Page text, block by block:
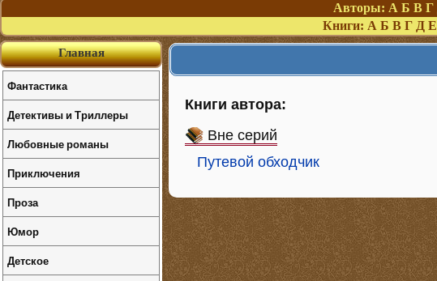
Авторы: А Б В Г
Книги: А Б В Г Д Е
Книги автора:
Вне серий
Путевой обходчик
Главная
Фантастика
Детективы и Триллеры
Любовные романы
Приключения
Проза
Юмор
Детское